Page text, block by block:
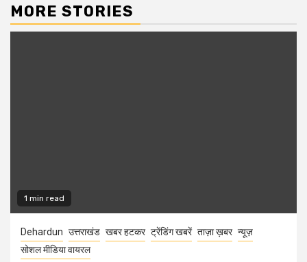
MORE STORIES
1 min read
Dehardun उत्तराखंड खबर हटकर ट्रेंडिंग खबरें ताज़ा ख़बर न्यूज़
सोशल मीडिया वायरल